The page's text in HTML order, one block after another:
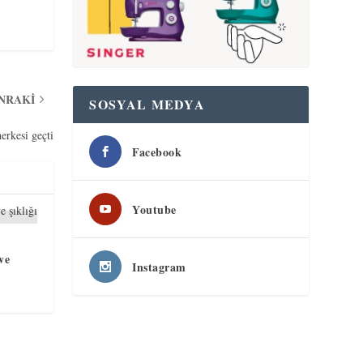
geçti
SOSYAL MEDYA
Facebook
Youtube
Instagram